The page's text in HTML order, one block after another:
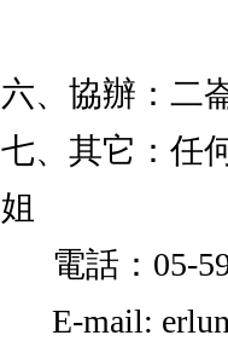
六、協辦：二
七、其它：任
姐
電話：05-
E-mail: